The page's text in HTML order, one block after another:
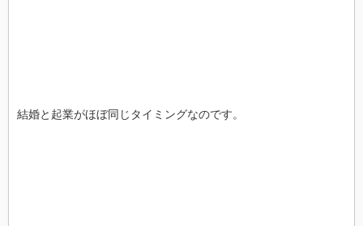
結婚と起業がほぼ同じタイミングなのです。